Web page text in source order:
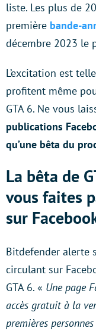
liste. Les plus de
première bande-
décembre 2023 le
L’excitation est
profitent même
GTA 6. Ne vous
publications
qu’une bêta du
La bêta de
vous faites
sur
Bitdefender alerte
circulant sur
GTA 6. « Une page
accès gratuit à la
premières